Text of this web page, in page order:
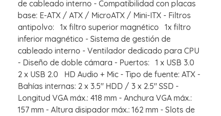
de cableado interno - Compatibilidad con placas
base: E-ATX / ATX / MicroATX / Mini-ITX - Filtros
antipolvo: 1x filtro superior magnético 1x filtro
inferior magnético - Sistema de gestión de
cableado interno - Ventilador dedicado para CPU
- Diseño de doble cámara - Puertos: 1 x USB 3.0
2 x USB 2.0 HD Audio + Mic - Tipo de fuente: ATX -
Bahías internas: 2 x 3.5" HDD / 3 x 2.5" SSD -
Longitud VGA máx.: 418 mm - Anchura VGA máx.:
157 mm - Altura disipador máx.: 162 mm - Slots de